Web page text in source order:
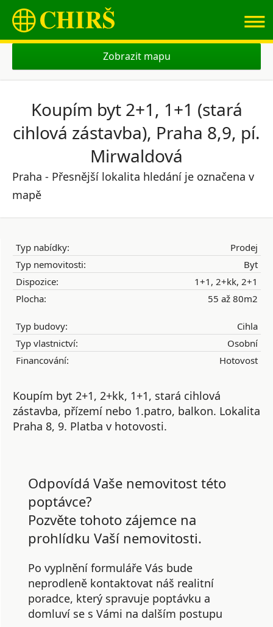
≡
Zobrazit mapu
Koupím byt 2+1, 1+1 (stará
cihlová zástavba), Praha 8,9, pí.
Mirwaldová
Praha - Přesnější lokalita hledání je označena v
mapě
Typ nabídky:
Prodej
Typ nemovitosti:
Byt
Dispozice:
1+1, 2+kk, 2+1
Plocha:
55 až 80m2
Typ budovy:
Cihla
Typ vlastnictví:
Osobní
Financování:
Hotovost
Koupím byt 2+1, 2+kk, 1+1, stará cihlová
zástavba, přízemí nebo 1.patro, balkon. Lokalita
Praha 8, 9. Platba v hotovosti.
Odpovídá Vaše nemovitost této
poptávce?
Pozvěte tohoto zájemce na
prohlídku Vaší nemovitosti.
Po vyplnění formuláře Vás bude
neprodleně kontaktovat náš realitní
poradce, který spravuje poptávku a
domluví se s Vámi na dalším postupu